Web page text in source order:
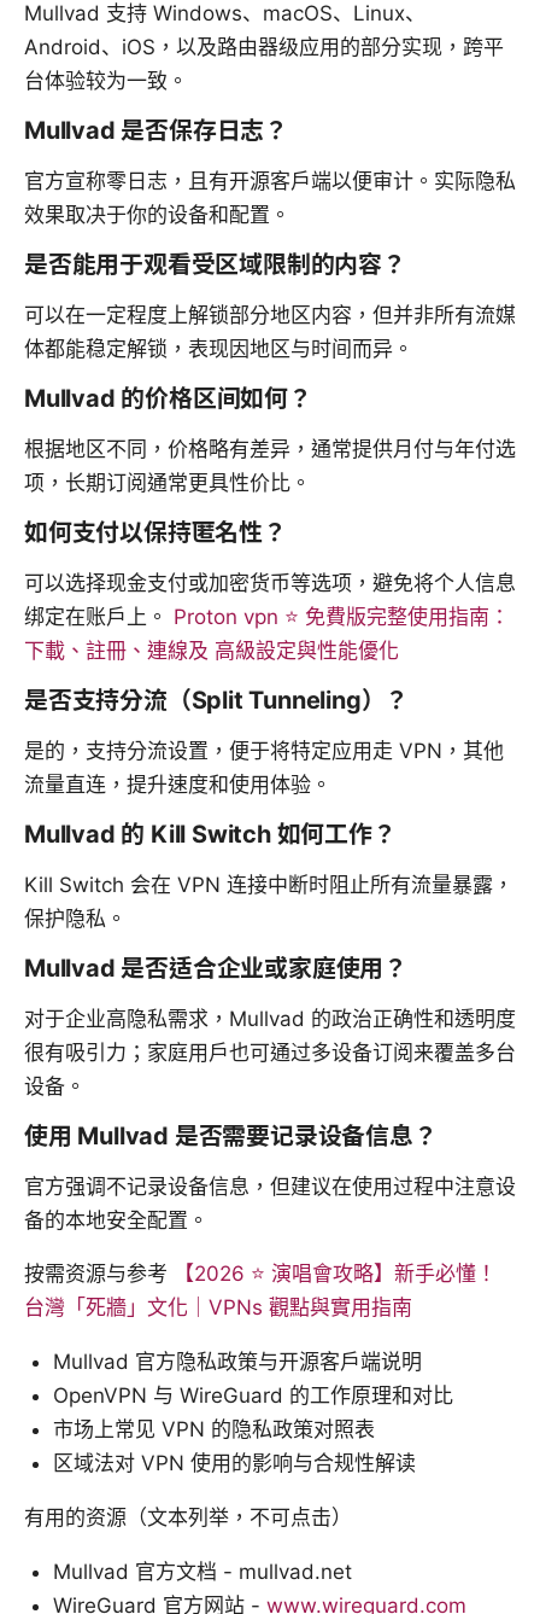
Mullvad 支持 Windows、macOS、Linux、
Android、iOS，以及路由器级应用的部分实现，跨平
台体验较为一致。
Mullvad 是否保存日志？
官方宣称零日志，且有开源客户端以便审计。实际隐私
效果取决于你的设备和配置。
是否能用于观看受区域限制的内容？
可以在一定程度上解锁部分地区内容，但并非所有流媒
体都能稳定解锁，表现因地区与时间而异。
Mullvad 的价格区间如何？
根据地区不同，价格略有差异，通常提供月付与年付选
项，长期订阅通常更具性价比。
如何支付以保持匿名性？
可以选择现金支付或加密货币等选项，避免将个人信息
绑定在账户上。 Proton vpn ⭐ 免費版完整使用指南：
下載、註冊、連線及 高級設定與性能優化
是否支持分流（Split Tunneling）？
是的，支持分流设置，便于将特定应用走 VPN，其他
流量直连，提升速度和使用体验。
Mullvad 的 Kill Switch 如何工作？
Kill Switch 会在 VPN 连接中断时阻止所有流量暴露，
保护隐私。
Mullvad 是否适合企业或家庭使用？
对于企业高隐私需求，Mullvad 的政治正确性和透明度
很有吸引力；家庭用户也可通过多设备订阅来覆盖多台
设备。
使用 Mullvad 是否需要记录设备信息？
官方强调不记录设备信息，但建议在使用过程中注意设
备的本地安全配置。
按需资源与参考
【2026 ⭐ 演唱會攻略】新手必懂！
台灣「死牆」文化｜VPNs 觀點與實用指南
Mullvad 官方隐私政策与开源客户端说明
OpenVPN 与 WireGuard 的工作原理和对比
市场上常见 VPN 的隐私政策对照表
区域法对 VPN 使用的影响与合规性解读
有用的资源（文本列举，不可点击）
Mullvad 官方文档 - mullvad.net
WireGuard 官方网站 - www.wireguard.com